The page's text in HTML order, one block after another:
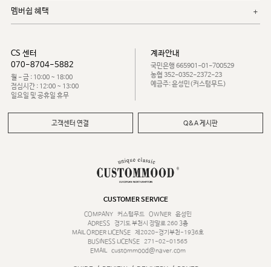
멤버쉽 혜택
CS 센터
070-8704-5882
월 - 금 : 10:00 ~ 18:00
점심시간 : 12:00 ~ 13:00
일요일 및 공휴일 휴무
계좌안내
국민은행 665901-01-700529
농협 352-0352-2372-23
예금주: 윤성민(커스텀무드)
고객센터 연결 Q&A 게시판
CUSTOMER SERVICE
COMPANY
커스텀무드 OWNER
윤성민
ADRESS
경기도 부천시 장말로 260 3층
MAIL ORDER LICENSE
제2020-경기부천-1936호
BUSINESS LICENSE 271-02-01565
EMAIL
custommood@naver.com